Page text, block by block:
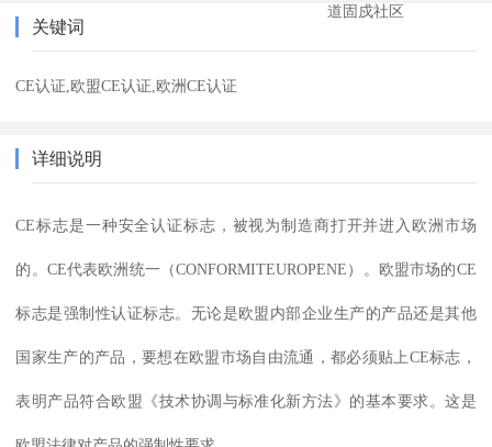
道固戍社区
关键词
CE认证,欧盟CE认证,欧洲CE认证
详细说明
CE标志是一种安全认证标志，被视为制造商打开并进入欧洲市场
的。CE代表欧洲统一（CONFORMITEUROPENE）。欧盟市场的CE
标志是强制性认证标志。无论是欧盟内部企业生产的产品还是其他
国家生产的产品，要想在欧盟市场自由流通，都必须贴上CE标志，
表明产品符合欧盟《技术协调与标准化新方法》的基本要求。这是